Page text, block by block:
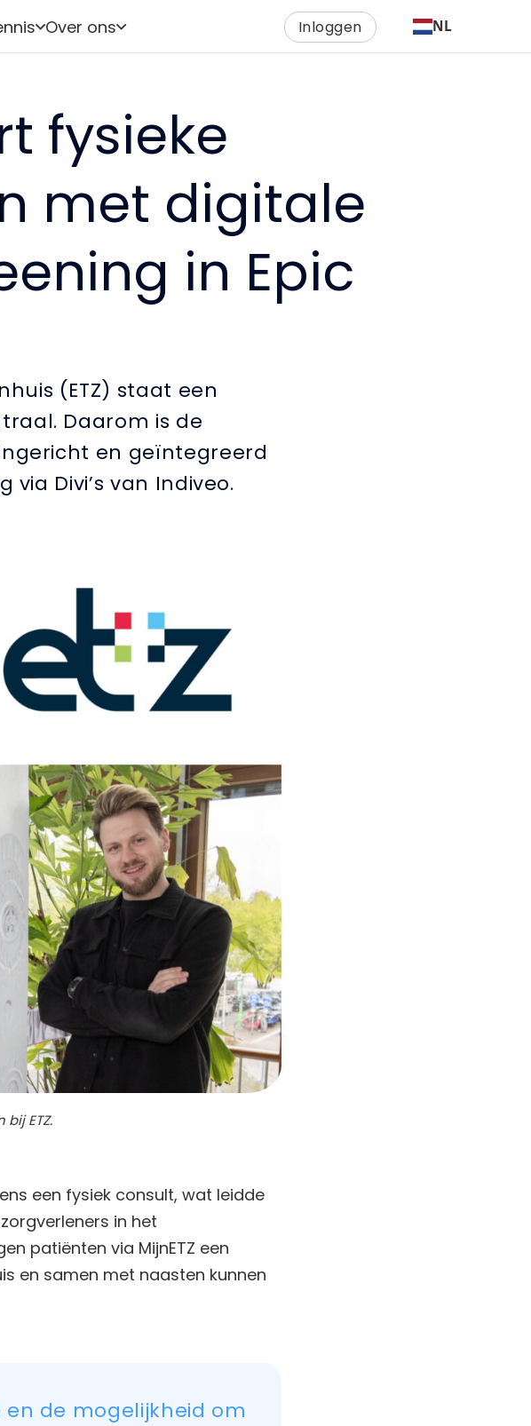
Over ons Inloggen NL
fysieke
met digitale
in Epic
(ETZ) staat een
Daarom is de
en geïntegreerd
Divi’s van Indiveo.
ETZ.
een fysiek consult, wat leidde
in het
patiënten via MijnETZ een
en samen met naasten kunnen
en de mogelijkheid om